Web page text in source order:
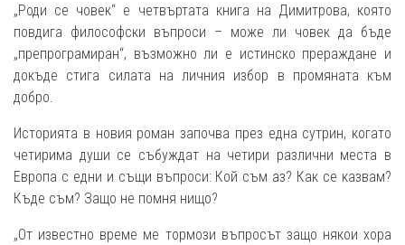
„Роди се човек“ е четвъртата книга на Димитрова, която
повдига философски въпроси – може ли човек да бъде
„препрограмиран“, възможно ли е истинско прераждане и
докъде стига силата на личния избор в промяната към
добро.
Историята в новия роман започва през една сутрин, когато
четирима души се събуждат на четири различни места в
Европа с едни и същи въпроси: Кой съм аз? Как се казвам?
Къде съм? Защо не помня нищо?
„От известно време ме тормози въпросът защо някои хора